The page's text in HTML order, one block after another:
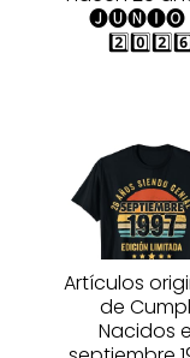
🅙🅤🅝🅘🅞
Artículos
de
Nacidos